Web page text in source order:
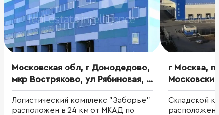
Московская обл, г Домодедово,
мкр Востряково, ул Рябиновая, д
10
Логистический комплекс "Заборье"
расположен в 24 км от МКАД по
г Москва,
Саларьево,
Складской